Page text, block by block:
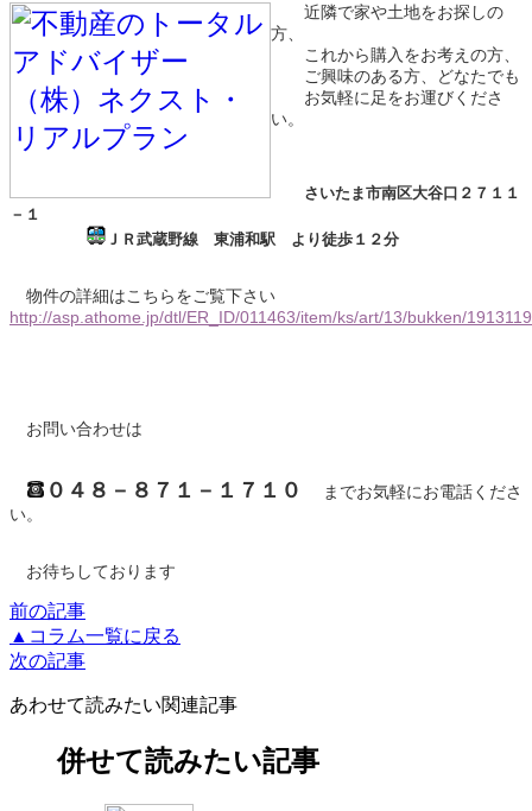
近隣で家や土地をお探しの
方、
これから購入をお考えの方、
ご興味のある方、どなたでも
お気軽に足をお運びくださ
い。
さいたま市南区大谷口２７１１
－１
ＪＲ武蔵野線 東浦和駅 より徒歩１２分
物件の詳細はこちらをご覧下さい
http://asp.athome.jp/dtl/ER_ID/011463/item/ks/art/13/bukken/
お問い合わせは
０４８－８７１－１７１０
までお気軽にお電話くださ
い。
お待ちしております
前の記事
▲コラム一覧に戻る
次の記事
あわせて読みたい関連記事
併せて読みたい記事